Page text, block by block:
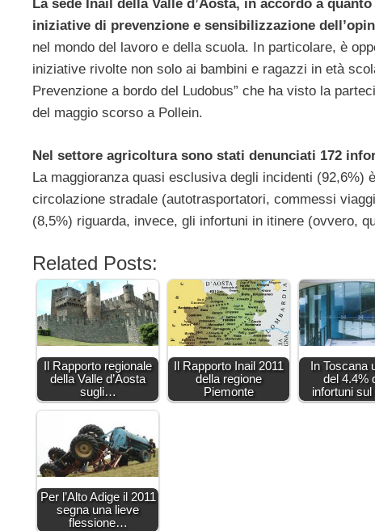
La sede Inail della Valle d’Aosta, in accordo a
iniziative di prevenzione e sensibilizzazione
nel mondo del lavoro e della scuola. In particolare, è
iniziative rivolte non solo ai bambini e ragazzi in età
Prevenzione a bordo del Ludobus” che ha visto la
del maggio scorso a Pollein.
Nel settore agricoltura sono stati denunciati 172
La maggioranza quasi esclusiva degli incidenti
circolazione stradale (autotrasportatori, commessi
(8,5%) riguarda, invece, gli infortuni in itinere (ovvero,
Related Posts:
Il Rapporto regionale
della Valle d’Aosta
sugli…
Il Rapporto Inail 2011
della regione
Piemonte
In Toscana
del 4.4%
infortuni
Per l’Alto Adige il 2011
segna una lieve
flessione…